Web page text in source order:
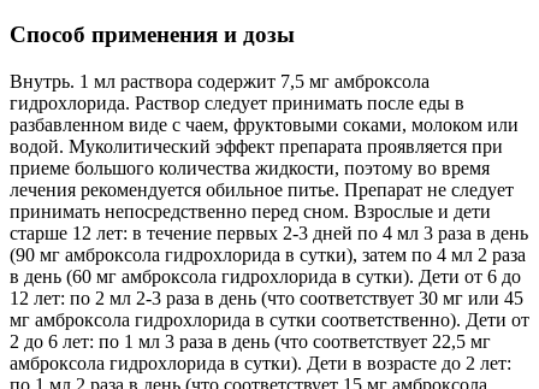
Способ применения и дозы
Внутрь. 1 мл раствора содержит 7,5 мг амброксола
гидрохлорида. Раствор следует принимать после еды в
разбавленном виде с чаем, фруктовыми соками, молоком или
водой. Муколитический эффект препарата проявляется при
приеме большого количества жидкости, поэтому во время
лечения рекомендуется обильное питье. Препарат не следует
принимать непосредственно перед сном. Взрослые и дети
старше 12 лет: в течение первых 2-3 дней по 4 мл 3 раза в день
(90 мг амброксола гидрохлорида в сутки), затем по 4 мл 2 раза
в день (60 мг амброксола гидрохлорида в сутки). Дети от 6 до
12 лет: по 2 мл 2-3 раза в день (что соответствует 30 мг или 45
мг амброксола гидрохлорида в сутки соответственно). Дети от
2 до 6 лет: по 1 мл 3 раза в день (что соответствует 22,5 мг
амброксола гидрохлорида в сутки). Дети в возрасте до 2 лет: